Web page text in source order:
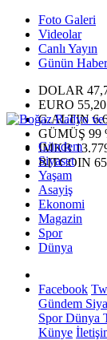
Foto Galeri
Videolar
Canlı Yayın
Günün
DOLAR
EURO 55,20
G.ALTIN
GÜMÜŞ 99
IMKB
BITCOIN
Gündem
Siyaset
Yaşam
Asayiş
Ekonomi
Magazin
Spor
Dünya
Facebook
Gündem
SporDünya
Künye